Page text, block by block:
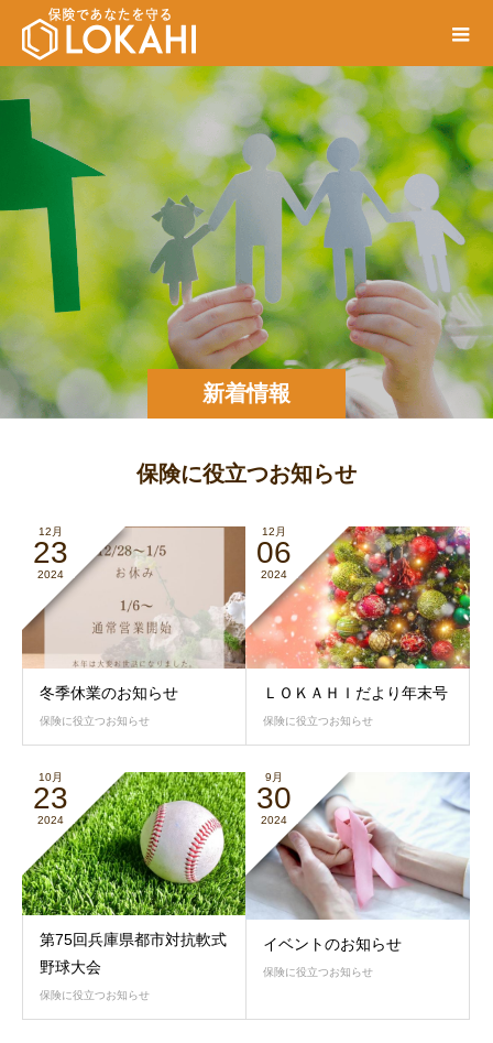
新着情報
保険に役立つお知らせ
12月
23
2024
冬季休業のお知らせ
保険に役立つお知らせ
12月
06
2024
ＬＯＫＡＨＩだより年末号
保険に役立つお知らせ
10月
23
2024
第75回兵庫県都市対抗軟式
野球大会
保険に役立つお知らせ
9月
30
2024
イベントのお知らせ
保険に役立つお知らせ